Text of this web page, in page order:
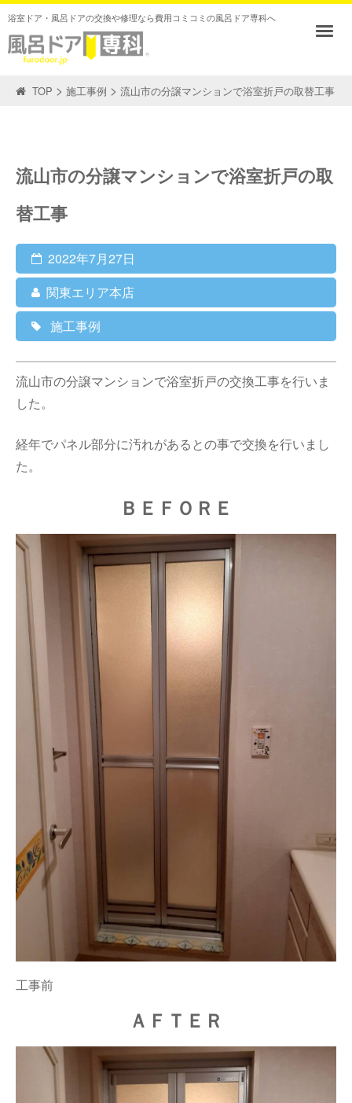
浴室ドア・風呂ドアの交換や修理なら費用コミコミの風呂ドア専科へ
TOP > 施工事例 > 流山市の分譲マンションで浴室折戸の取替工事
流山市の分譲マンションで浴室折戸の取
替工事
2022年7月27日
関東エリア本店
施工事例
流山市の分譲マンションで浴室折戸の交換工事を行いま
した。
経年でパネル部分に汚れがあるとの事で交換を行いまし
た。
ＢＥＦＯＲＥ
工事前
ＡＦＴＥＲ